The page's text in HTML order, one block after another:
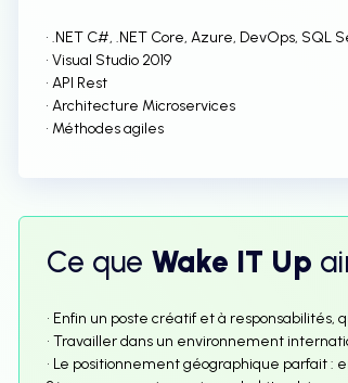
• .NET C#, .NET Core, Azure, DevOps, SQL
• Visual Studio 2019
• API Rest
• Architecture Microservices
• Méthodes agiles
Ce que Wake IT Up
• Enfin un poste créatif et à
• Travailler dans un environnement
• Le positionnement géographique parfait :